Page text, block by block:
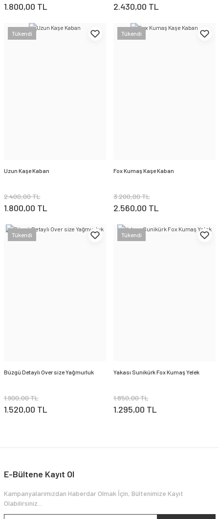
1.800,00 TL 2.430,00 TL
Tükendi
Uzun Kaşe Kaban
2.400,00 TL
1.800,00 TL
Tükendi
Fox Kumaş Kaşe Kaban
3.200,00 TL
2.560,00 TL
Tükendi
Büzgü Detaylı Over size Yağmurluk
1.900,00 TL
1.520,00 TL
Tükendi
Yakası Sunikürk Fox Kumaş Yelek
1.850,00 TL
1.295,00 TL
E-Bültene Kayıt Ol
Kampanyalarımızdan Haberdar Olmak İçin, Bültenimize Kayıt
Olabilirsiniz...